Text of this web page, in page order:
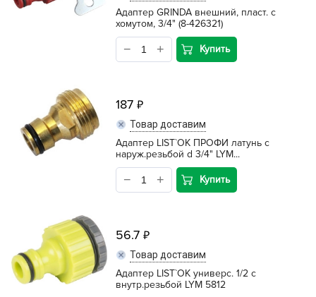
Адаптер GRINDA внешний, пласт. с
хомутом, 3/4" (8-426321)
Купить
187
Товар доставим
Адаптер LIST`OK ПРОФИ латунь с
наруж.резьбой d 3/4" LYM...
Купить
56.7
Товар доставим
Адаптер LIST`OK универс. 1/2 с
внутр.резьбой LYM 5812